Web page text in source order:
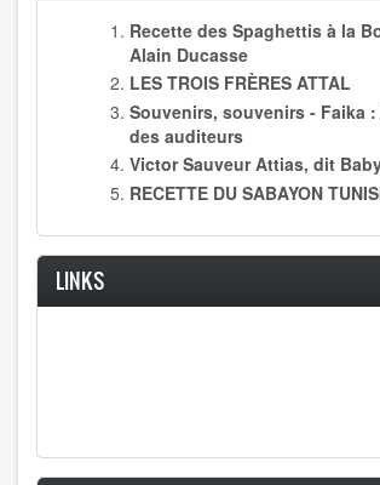
Recette des Spaghettis à la
Alain Ducasse
LES TROIS FRÈRES ATTAL
Souvenirs, souvenirs - Faika
des auditeurs
Victor Sauveur Attias, dit
RECETTE DU SABAYON
LINKS